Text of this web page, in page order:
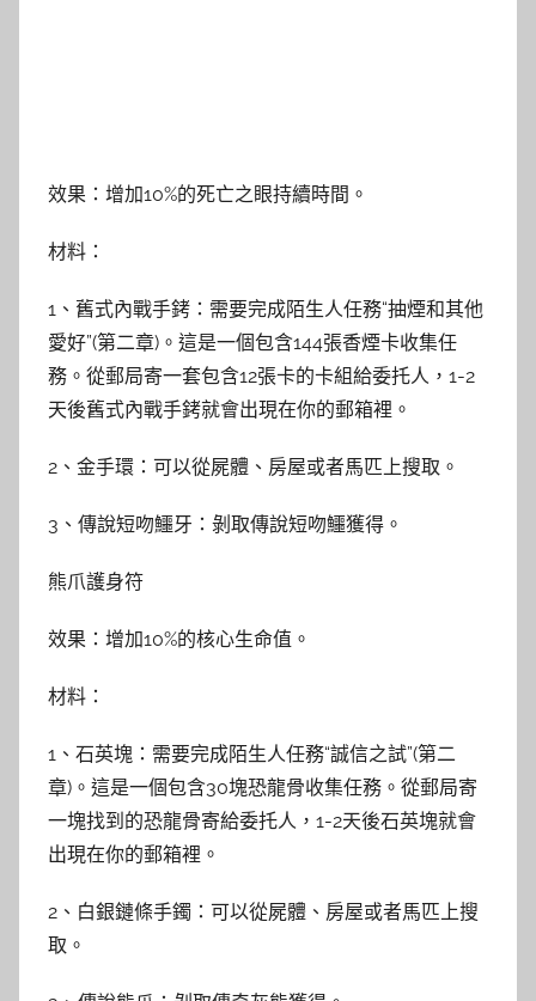
效果：增加10%的死亡之眼持續時間。
材料：
1、舊式內戰手銬：需要完成陌生人任務“抽煙和其他
愛好”(第二章)。這是一個包含144張香煙卡收集任
務。從郵局寄一套包含12張卡的卡組給委托人，1-2
天後舊式內戰手銬就會出現在你的郵箱裡。
2、金手環：可以從屍體、房屋或者馬匹上搜取。
3、傳說短吻鱷牙：剝取傳說短吻鱷獲得。
熊爪護身符
效果：增加10%的核心生命值。
材料：
1、石英塊：需要完成陌生人任務“誠信之試”(第二
章)。這是一個包含30塊恐龍骨收集任務。從郵局寄
一塊找到的恐龍骨寄給委托人，1-2天後石英塊就會
出現在你的郵箱裡。
2、白銀鏈條手鐲：可以從屍體、房屋或者馬匹上搜
取。